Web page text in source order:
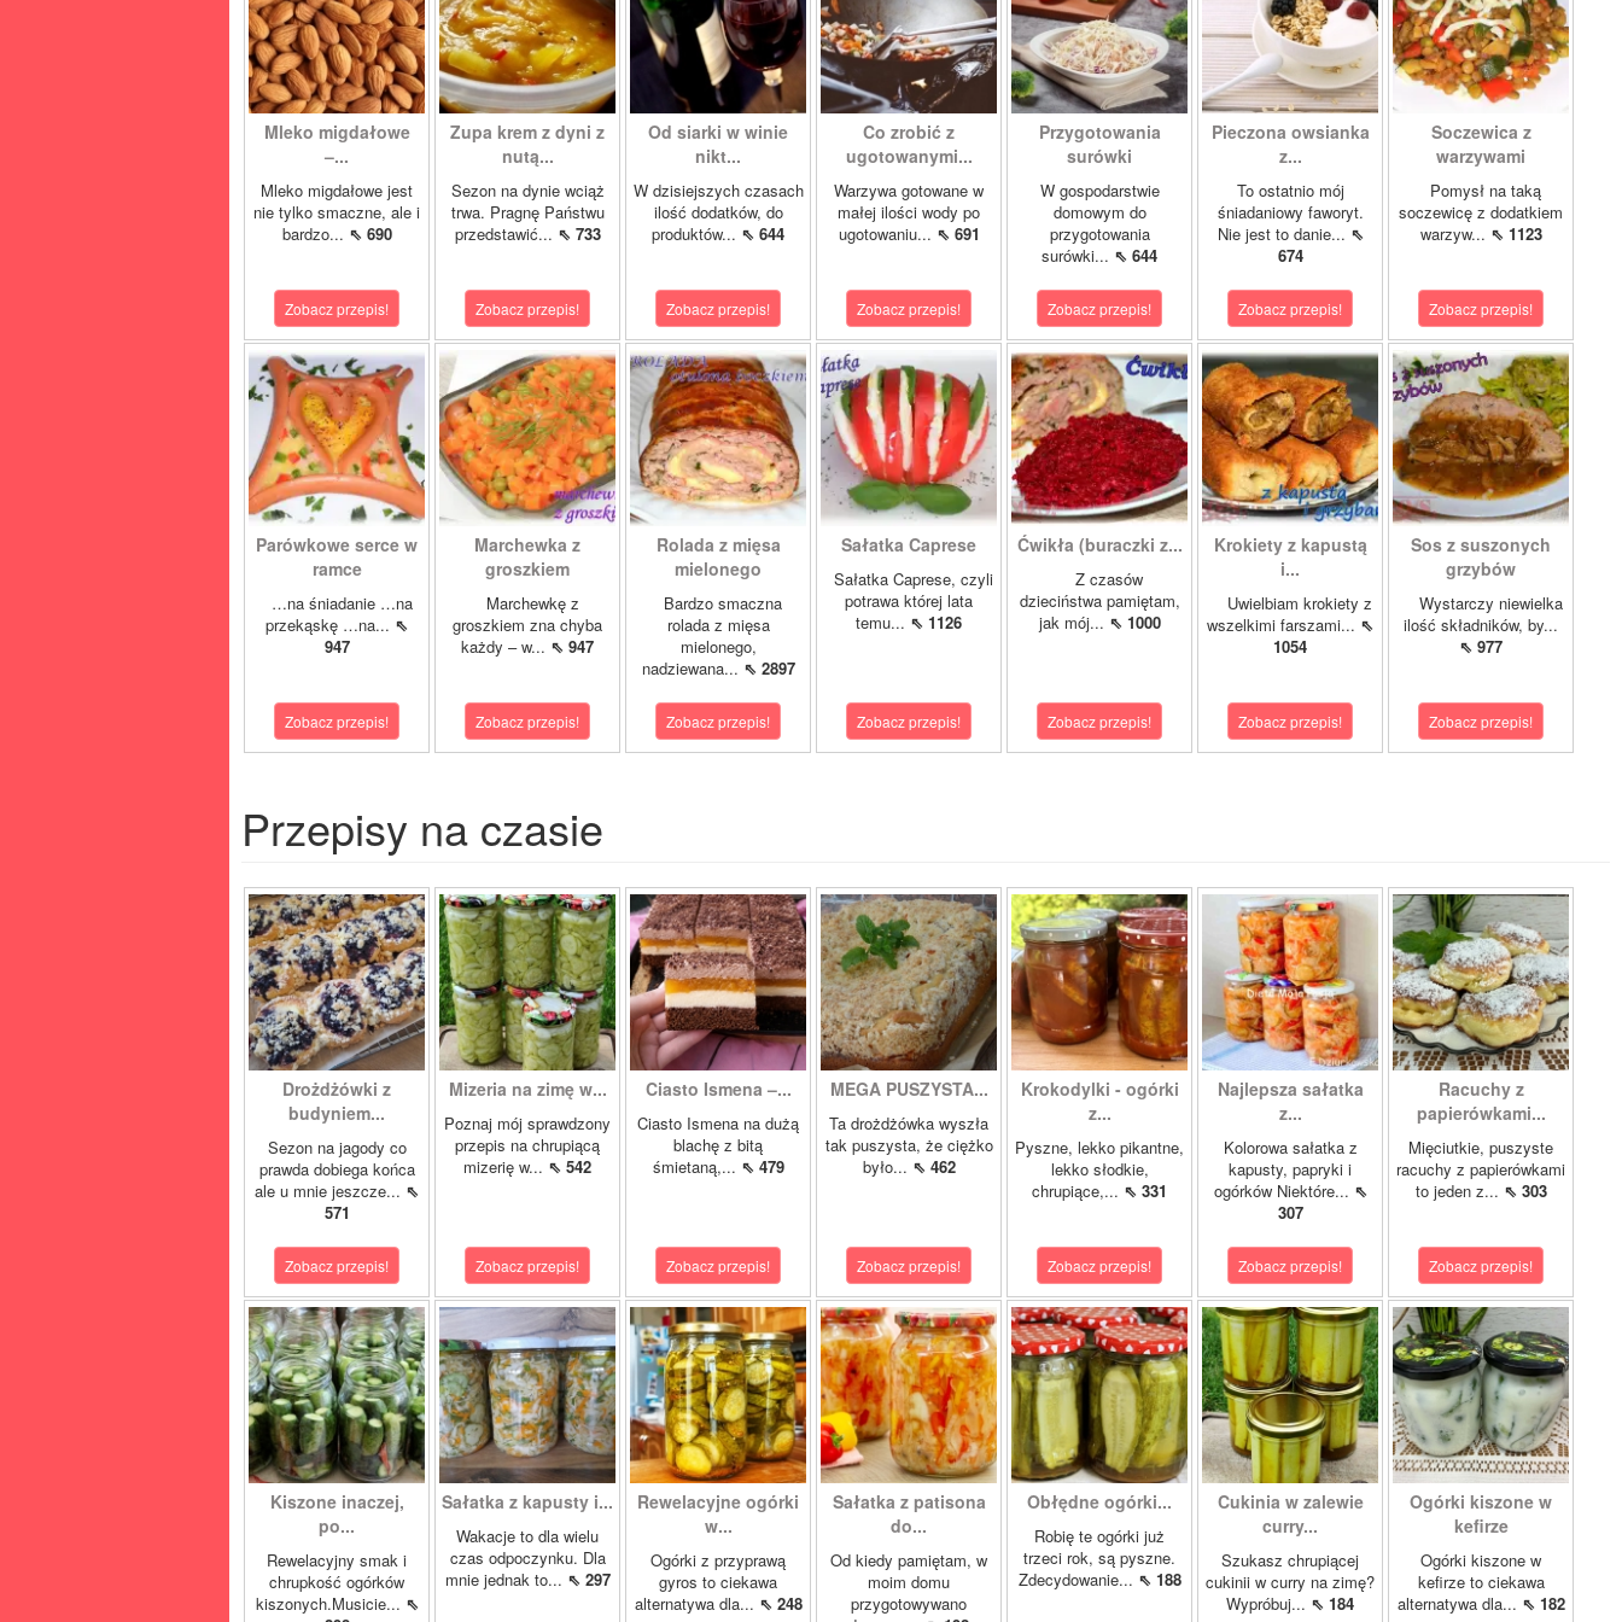
Mleko migdałowe
–...
Mleko migdałowe jest
nie tylko smaczne, ale i
bardzo... ⇖ 690
Zobacz przepis!
Zupa krem z dyni z
nutą...
Sezon na dynie wciąż
trwa. Pragnę Państwu
przedstawić... ⇖ 733
Zobacz przepis!
Od siarki w winie
nikt...
W dzisiejszych czasach
ilość dodatków, do
produktów... ⇖ 644
Zobacz przepis!
Co zrobić z
ugotowanymi...
Warzywa gotowane w
małej ilości wody po
ugotowaniu... ⇖ 691
Zobacz przepis!
Przygotowania
surówki
W gospodarstwie
domowym do
przygotowania
surówki... ⇖ 644
Zobacz przepis!
Pieczona owsianka
z...
To ostatnio mój
śniadaniowy faworyt.
Nie jest to danie... ⇖
674
Zobacz przepis!
Soczewica z
warzywami
Pomysł na taką
soczewicę z dodatkiem
warzyw... ⇖ 1123
Zobacz przepis!
Parówkowe serce w
ramce
…na śniadanie …na
przekąskę …na... ⇖
947
Zobacz przepis!
Marchewka z
groszkiem
Marchewkę z
groszkiem zna chyba
każdy – w... ⇖ 947
Zobacz przepis!
Rolada z mięsa
mielonego
Bardzo smaczna
rolada z mięsa
mielonego,
nadziewana... ⇖ 2897
Zobacz przepis!
Sałatka Caprese
Sałatka Caprese, czyli
potrawa której lata
temu... ⇖ 1126
Zobacz przepis!
Ćwikła (buraczki z...
Z czasów
dzieciństwa pamiętam,
jak mój... ⇖ 1000
Zobacz przepis!
Krokiety z kapustą
i...
Uwielbiam krokiety z
wszelkimi farszami... ⇖
1054
Zobacz przepis!
Sos z suszonych
grzybów
Wystarczy niewielka
ilość składników, by...
⇖ 977
Zobacz przepis!
Przepisy na czasie
Drożdżówki z
budyniem...
Sezon na jagody co
prawda dobiega końca
ale u mnie jeszcze... ⇖
571
Zobacz przepis!
Mizeria na zimę w...
Poznaj mój sprawdzony
przepis na chrupiącą
mizerię w... ⇖ 542
Zobacz przepis!
Ciasto Ismena –...
Ciasto Ismena na dużą
blachę z bitą
śmietaną,... ⇖ 479
Zobacz przepis!
MEGA PUSZYSTA...
Ta drożdżówka wyszła
tak puszysta, że ciężko
było... ⇖ 462
Zobacz przepis!
Krokodylki - ogórki
z...
Pyszne, lekko pikantne,
lekko słodkie,
chrupiące,... ⇖ 331
Zobacz przepis!
Najlepsza sałatka
z...
Kolorowa sałatka z
kapusty, papryki i
ogórków Niektóre... ⇖
307
Zobacz przepis!
Racuchy z
papierówkami...
Mięciutkie, puszyste
racuchy z papierówkami
to jeden z... ⇖ 303
Zobacz przepis!
Kiszone inaczej,
po...
Rewelacyjny smak i
chrupkość ogórków
kiszonych.Musicie... ⇖
Sałatka z kapusty i...
Wakacje to dla wielu
czas odpoczynku. Dla
mnie jednak to... ⇖ 297
Rewelacyjne ogórki
w...
Ogórki z przyprawą
gyros to ciekawa
alternatywa dla... ⇖ 248
Sałatka z patisona
do...
Od kiedy pamiętam, w
moim domu
przygotowywano
Obłędne ogórki...
Robię te ogórki już
trzeci rok, są pyszne.
Zdecydowanie... ⇖ 188
Cukinia w zalewie
curry...
Szukasz chrupiącej
cukinii w curry na zimę?
Wypróbuj... ⇖ 184
Ogórki kiszone w
kefirze
Ogórki kiszone w
kefirze to ciekawa
alternatywa dla... ⇖ 182